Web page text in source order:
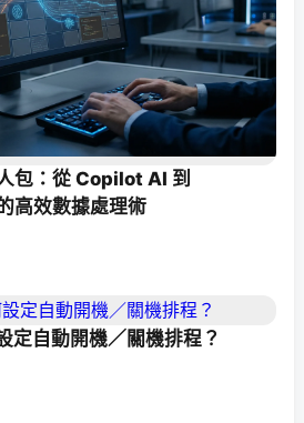
包：從 Copilot AI 到
高效數據處理術
定自動開機／關機排程？